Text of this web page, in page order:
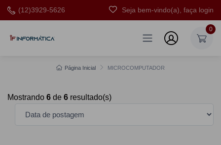
(12)3929-5626 Seja bem-vindo(a), faça login
0
Página Inicial MICROCOMPUTADOR
Mostrando 6 de 6 resultado(s)